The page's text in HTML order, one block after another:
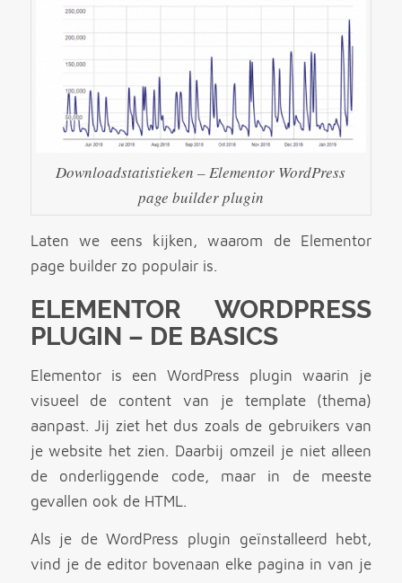
Downloadstatistieken – Elementor WordPress
page builder plugin
Laten we eens kijken, waarom de Elementor
page builder zo populair is.
ELEMENTOR WORDPRESS
PLUGIN – DE BASICS
Elementor is een WordPress plugin waarin je
visueel de content van je template (thema)
aanpast. Jij ziet het dus zoals de gebruikers van
je website het zien. Daarbij omzeil je niet alleen
de onderliggende code, maar in de meeste
gevallen ook de HTML.
Als je de WordPress plugin geïnstalleerd hebt,
vind je de editor bovenaan elke pagina in van je